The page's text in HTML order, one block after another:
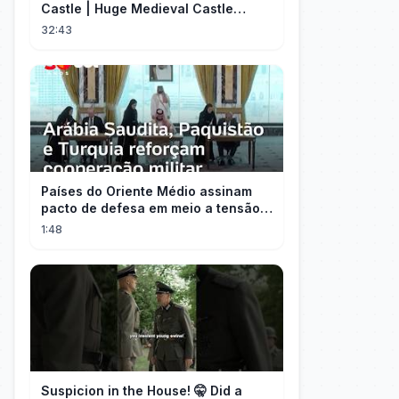
Castle | Huge Medieval Castle
Tutorial - Part 1
32:43
Países do Oriente Médio assinam
pacto de defesa em meio a tensão
com Irã
1:48
Suspicion in the House! 🤫 Did a